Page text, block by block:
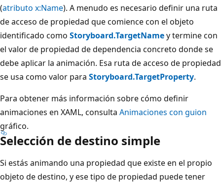
(atributo x:Name). A menudo es necesario definir una ruta
de acceso de propiedad que comience con el objeto
identificado como Storyboard.TargetNamey termine con
el valor de propiedad de dependencia concreto donde se
debe aplicar la animación. Esa ruta de acceso de propiedad
se usa como valor para Storyboard.TargetProperty.
Para obtener más información sobre cómo definir
animaciones en XAML, consulta Animaciones con guion
gráfico.
Selección de destino simple
Si estás animando una propiedad que existe en el propio
objeto de destino, y ese tipo de propiedad puede tener